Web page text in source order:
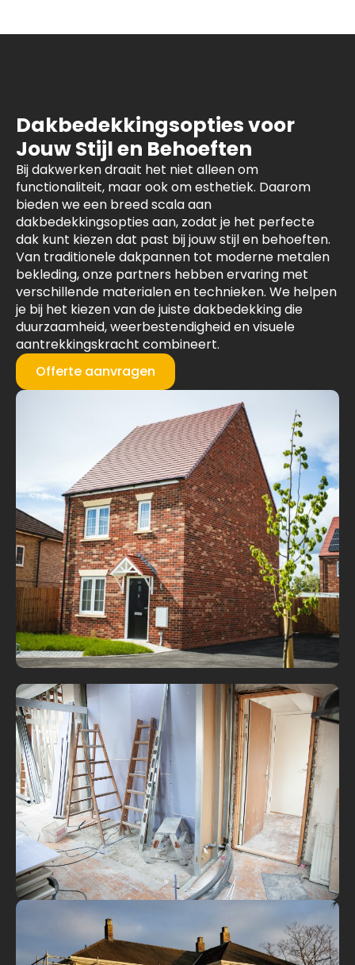
Dakbedekkingsopties voor
Jouw Stijl en Behoeften
Bij dakwerken draait het niet alleen om
functionaliteit, maar ook om esthetiek. Daarom
bieden we een breed scala aan
dakbedekkingsopties aan, zodat je het perfecte
dak kunt kiezen dat past bij jouw stijl en behoeften.
Van traditionele dakpannen tot moderne metalen
bekleding, onze partners hebben ervaring met
verschillende materialen en technieken. We helpen
je bij het kiezen van de juiste dakbedekking die
duurzaamheid, weerbestendigheid en visuele
aantrekkingskracht combineert.
Offerte aanvragen